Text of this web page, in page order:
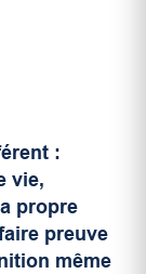
:
vie,
propre
preuve
même